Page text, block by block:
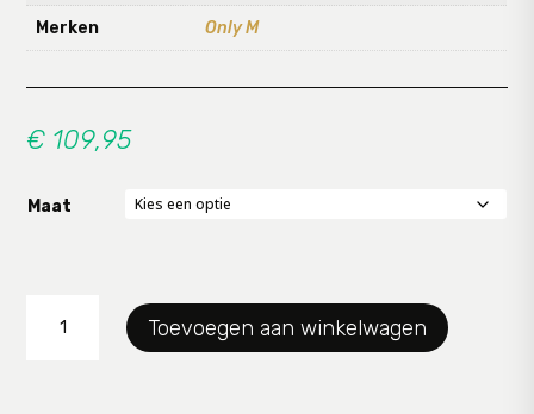
Merken Only M
€ 109,95
Maat
Toevoegen aan winkelwagen